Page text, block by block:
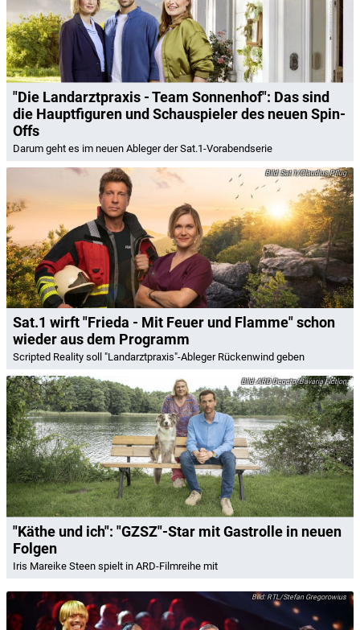
"Die Landarztpraxis - Team Sonnenhof": Das sind
die Hauptfiguren und Schauspieler des neuen Spin-
Offs
Darum geht es im neuen Ableger der Sat.1-Vorabendserie
Sat.1/Claudius Pflug
Sat.1 wirft "Frieda - Mit Feuer und Flamme" schon
wieder aus dem Programm
Scripted Reality soll "Landarztpraxis"-Ableger Rückenwind geben
ARD Degeto/Bavaria Fiction
"Käthe und ich": "GZSZ"-Star mit Gastrolle in neuen
Folgen
Iris Mareike Steen spielt in ARD-Filmreihe mit
RTL/Stefan Gregorowius